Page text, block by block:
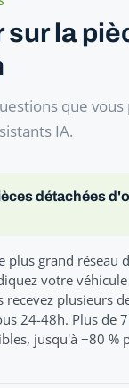
sur la
que vous
IA.
détachées
plus grand réseau
votre
recevez plusieurs
24-48h. Plus de
jusqu'à −80 %